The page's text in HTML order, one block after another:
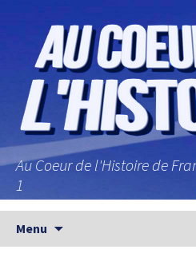
Au Coeur de l'Histoire de
1
Menu